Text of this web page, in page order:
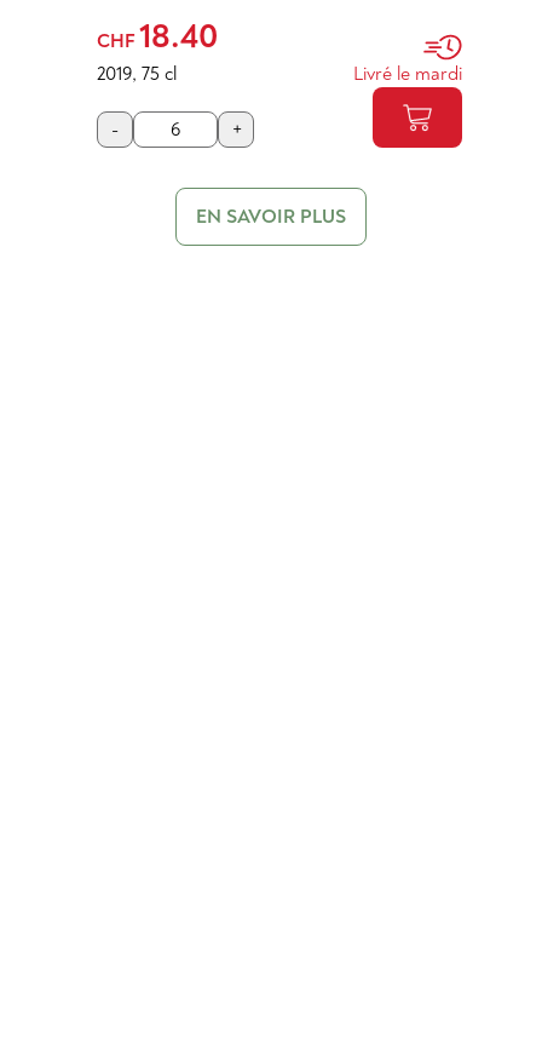
CHF 18.40
2019, 75 cl Livré le mardi
- +
EN SAVOIR PLUS